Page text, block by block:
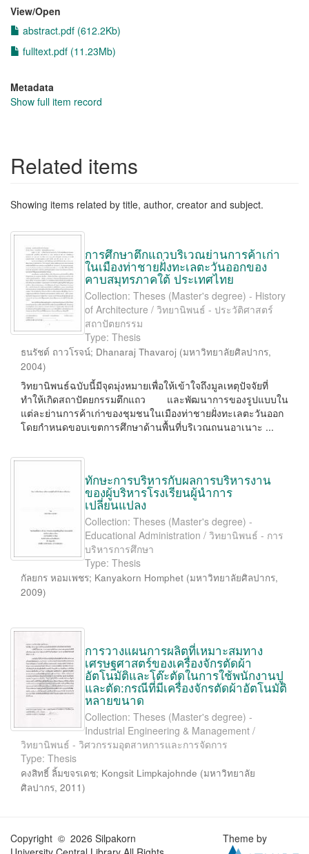
View/Open
abstract.pdf (612.2Kb)
fulltext.pdf (11.23Mb)
Metadata
Show full item record
Related items
Showing items related by title, author, creator and subject.
การศึกษาตึกแถวบริเวณย่านการค้าเก่า
ในเมืองท่าชายฝั่งทะเลตะวันออกของ
คาบสมุทรภาคใต้ ประเทศไทย
Collection: Theses (Master's degree) - History
of Architecture / วิทยานิพนธ์ - ประวัติศาสตร์
สถาปัตยกรรม
Type: Thesis
ธนรัชต์ ถาวโรจน์; Dhanaraj Thavaroj (มหาวิทยาลัยศิลปากร,
2004)
วิทยานิพนธ์ฉบับนี้มีจุดมุ่งหมายเพื่อให้เข้าใจถึงมูลเหตุปัจจัยที่
ทำให้เกิดสถาปัตยกรรมตึกแถว และพัฒนาการของรูปแบบใน
แต่ละย่านการค้าเก่าของชุมชนในเมืองท่าชายฝั่งทะเลตะวันออก
โดยกำหนดขอบเขตการศึกษาด้านพื้นที่บริเวณถนนอาเนาะ ...
ทักษะการบริหารกับผลการบริหารงาน
ของผู้บริหารโรงเรียนผู้นำการ
เปลี่ยนแปลง
Collection: Theses (Master's degree) -
Educational Administration / วิทยานิพนธ์ - การ
บริหารการศึกษา
Type: Thesis
กัลยกร หอมเพชร; Kanyakorn Homphet (มหาวิทยาลัยศิลปากร,
2009)
การวางแผนการผลิตที่เหมาะสมทาง
เศรษฐศาสตร์ของเครื่องจักรตัดผ้า
อัตโนมัติและโต๊ะตัดในการใช้พนักงานปู
และตัด:กรณีที่มีเครื่องจักรตัดผ้าอัตโนมัติ
หลายขนาด
Collection: Theses (Master's degree) -
Industrial Engineering & Management /
วิทยานิพนธ์ - วิศวกรรมอุตสาหการและการจัดการ
Type: Thesis
คงสิทธิ์ ลิ้มขจรเดช; Kongsit Limpkajohnde (มหาวิทยาลัย
ศิลปากร, 2011)
Copyright © 2026 Silpakorn
Theme by